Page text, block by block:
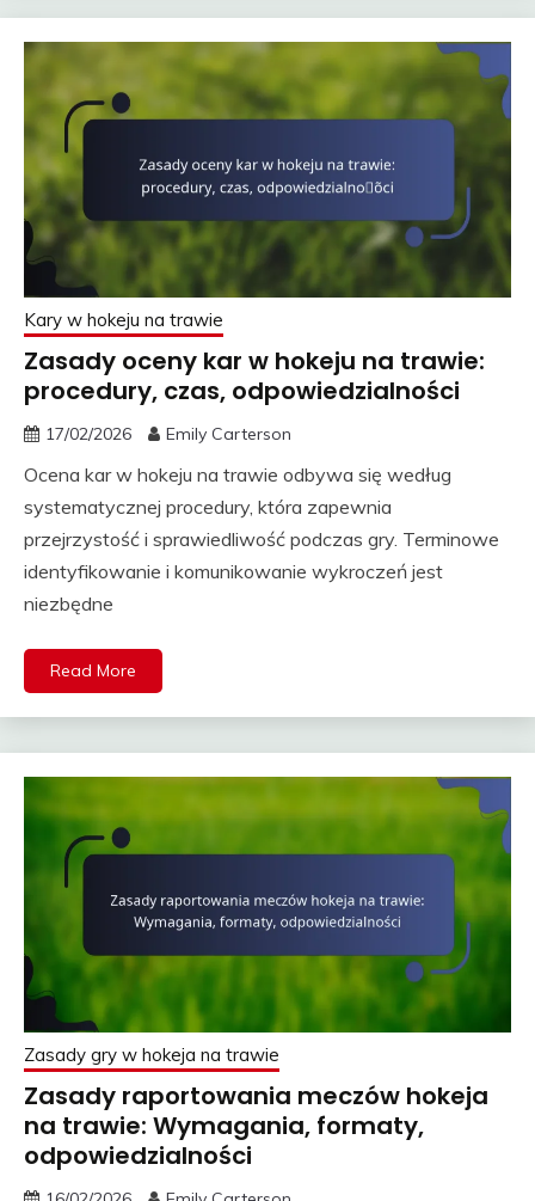
Kary w hokeju na trawie
Zasady oceny kar w hokeju na trawie:
procedury, czas, odpowiedzialności
17/02/2026 Emily Carterson
Ocena kar w hokeju na trawie odbywa się według
systematycznej procedury, która zapewnia
przejrzystość i sprawiedliwość podczas gry. Terminowe
identyfikowanie i komunikowanie wykroczeń jest
niezbędne
Read More
Zasady gry w hokeja na trawie
Zasady raportowania meczów hokeja
na trawie: Wymagania, formaty,
odpowiedzialności